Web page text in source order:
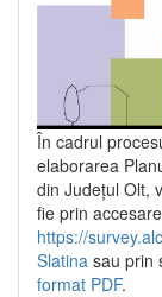
În cadrul
elaborarea
din Județul Olt,
fie prin
https://
Slatina sau prin
format PDF.